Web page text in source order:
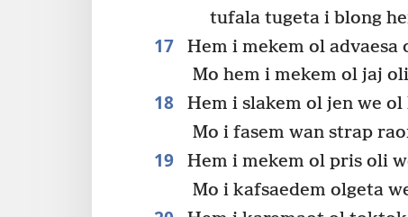
tufala tugeta i blong
17 Hem i mekem ol
Mo hem i mekem ol jaj
18 Hem i slakem ol jen we
Mo i fasem wan strap
19 Hem i mekem ol pris oli
Mo i kafsaedem olgeta